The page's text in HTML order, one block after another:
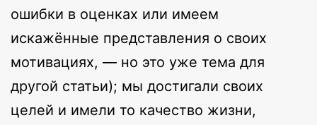
ошибки в оценках или имеем
искажённые представления о своих
мотивациях, — но это уже тема для
другой статьи); мы достигали своих
целей и имели то качество жизни,